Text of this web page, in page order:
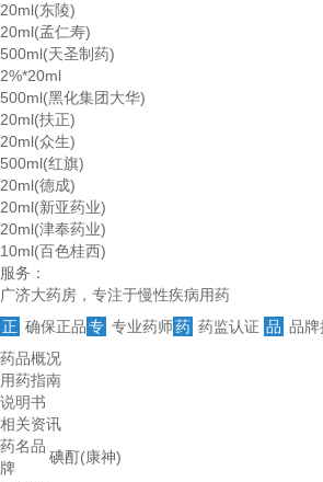
20ml(东陵)
20ml(孟仁寿)
500ml(天圣制药)
2%*20ml
500ml(黑化集团大华)
20ml(扶正)
20ml(众生)
500ml(红旗)
20ml(德成)
20ml(新亚药业)
20ml(津奉药业)
10ml(百色桂西)
服务：
广济大药房，专注于慢性疾病用药
正 确保正品专 专业药师药 药监认证 品 品牌
药品概况
用药指南
说明书
相关资讯
药名品
牌
碘酊(康神)